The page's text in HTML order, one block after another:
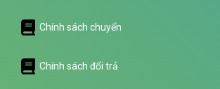
Chính sách chuyển
Chính sách đổi trả